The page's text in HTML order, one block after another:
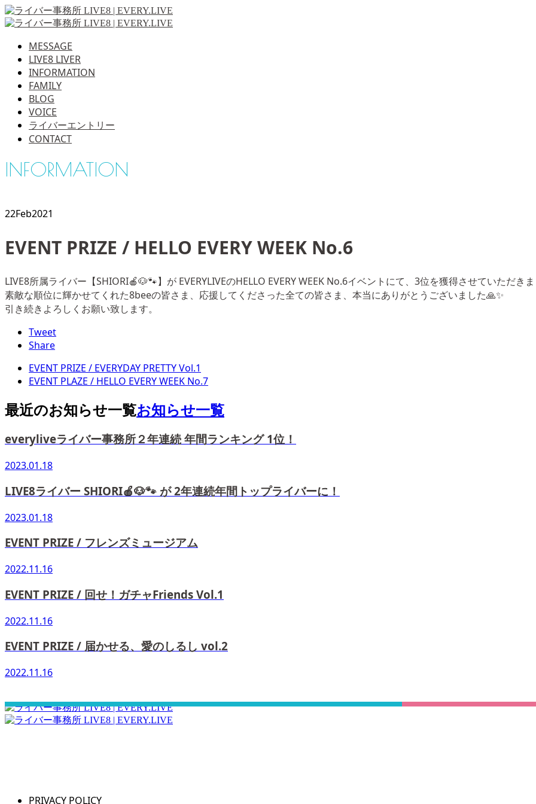
MESSAGE
LIVE8 LIVER
INFORMATION
FAMILY
BLOG
VOICE
ライバーエントリー
CONTACT
INFORMATION
22Feb2021
EVENT PRIZE / HELLO EVERY WEEK No.6
LIVE8所属ライバー【SHIORI🍎🐶🐾】が EVERYLIVEのHELLO EVERY WEEK No.6イベントにて、3位を獲得させていただき
素敵な順位に輝かせてくれた8beeの皆さま、応援してくださった全ての皆さま、本当にありがとうございました🙏✨
引き続きよろしくお願い致します。
Tweet
Share
EVENT PRIZE / EVERYDAY PRETTY Vol.1
EVENT PLAZE / HELLO EVERY WEEK No.7
最近のお知らせ一覧お知らせ一覧
everyliveライバー事務所２年連続 年間ランキング 1位！
2023.01.18
LIVE8ライバー SHIORI🍎🐶🐾 が 2年連続年間トップライバーに！
2023.01.18
EVENT PRIZE / フレンズミュージアム
2022.11.16
EVENT PRIZE / 回せ！ガチャFriends Vol.1
2022.11.16
EVENT PRIZE / 届かせる、愛のしるし vol.2
2022.11.16
PRIVACY POLICY